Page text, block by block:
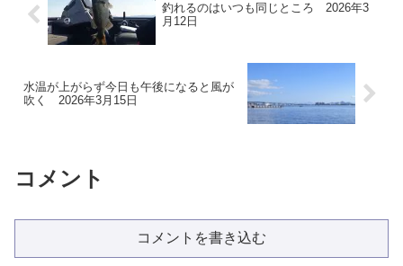
釣れるのはいつも同じところ 2026年3
月12日
水温が上がらず今日も午後になると風が
吹く 2026年3月15日
コメント
コメントを書き込む